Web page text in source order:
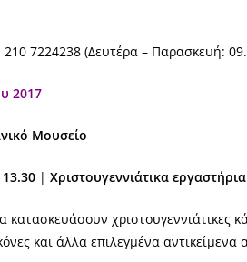
7224238 (Δευτέρα – Παρασκευή:
2017
Μουσείο
| Χριστουγεννιάτικα εργαστήρια
κατασκευάσουν χριστουγεννιάτικες
και άλλα επιλεγμένα